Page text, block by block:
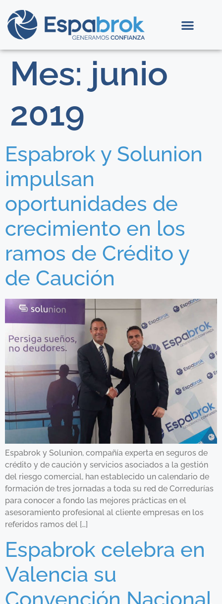
Mes: junio
2019
Espabrok y Solunion
impulsan
oportunidades de
crecimiento en los
ramos de Crédito y
de Caución
Espabrok y Solunion, compañía experta en seguros de
crédito y de caución y servicios asociados a la gestión
del riesgo comercial, han establecido un calendario de
formación de tres jornadas a toda su red de Corredurías
para conocer a fondo las mejores prácticas en el
asesoramiento profesional al cliente empresas en los
referidos ramos del […]
Espabrok celebra en
Valencia su